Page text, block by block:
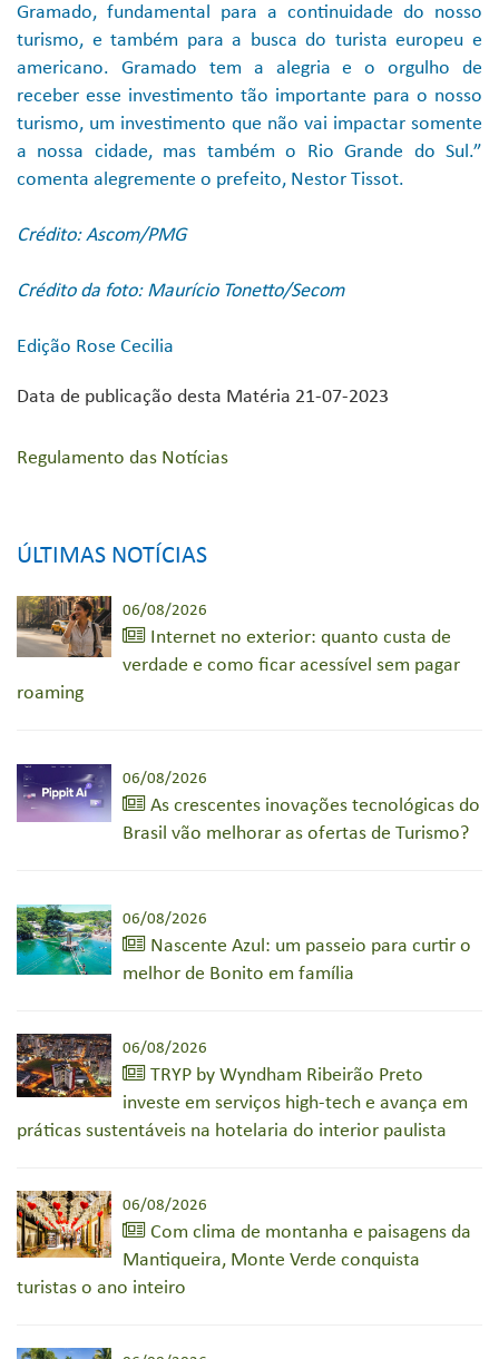
Gramado, fundamental para a continuidade do nosso
turismo, e também para a busca do turista europeu e
americano. Gramado tem a alegria e o orgulho de
receber esse investimento tão importante para o nosso
turismo, um investimento que não vai impactar somente
a nossa cidade, mas também o Rio Grande do Sul.”
comenta alegremente o prefeito, Nestor Tissot.
Crédito: Ascom/PMG
Crédito da foto: Maurício Tonetto/Secom
Edição Rose Cecilia
Data de publicação desta Matéria 21-07-2023
Regulamento das Notícias
ÚLTIMAS NOTÍCIAS
06/08/2026
Internet no exterior: quanto custa de
verdade e como ficar acessível sem pagar
roaming
06/08/2026
As crescentes inovações tecnológicas do
Brasil vão melhorar as ofertas de Turismo?
06/08/2026
Nascente Azul: um passeio para curtir o
melhor de Bonito em família
06/08/2026
TRYP by Wyndham Ribeirão Preto
investe em serviços high-tech e avança em
práticas sustentáveis na hotelaria do interior paulista
06/08/2026
Com clima de montanha e paisagens da
Mantiqueira, Monte Verde conquista
turistas o ano inteiro